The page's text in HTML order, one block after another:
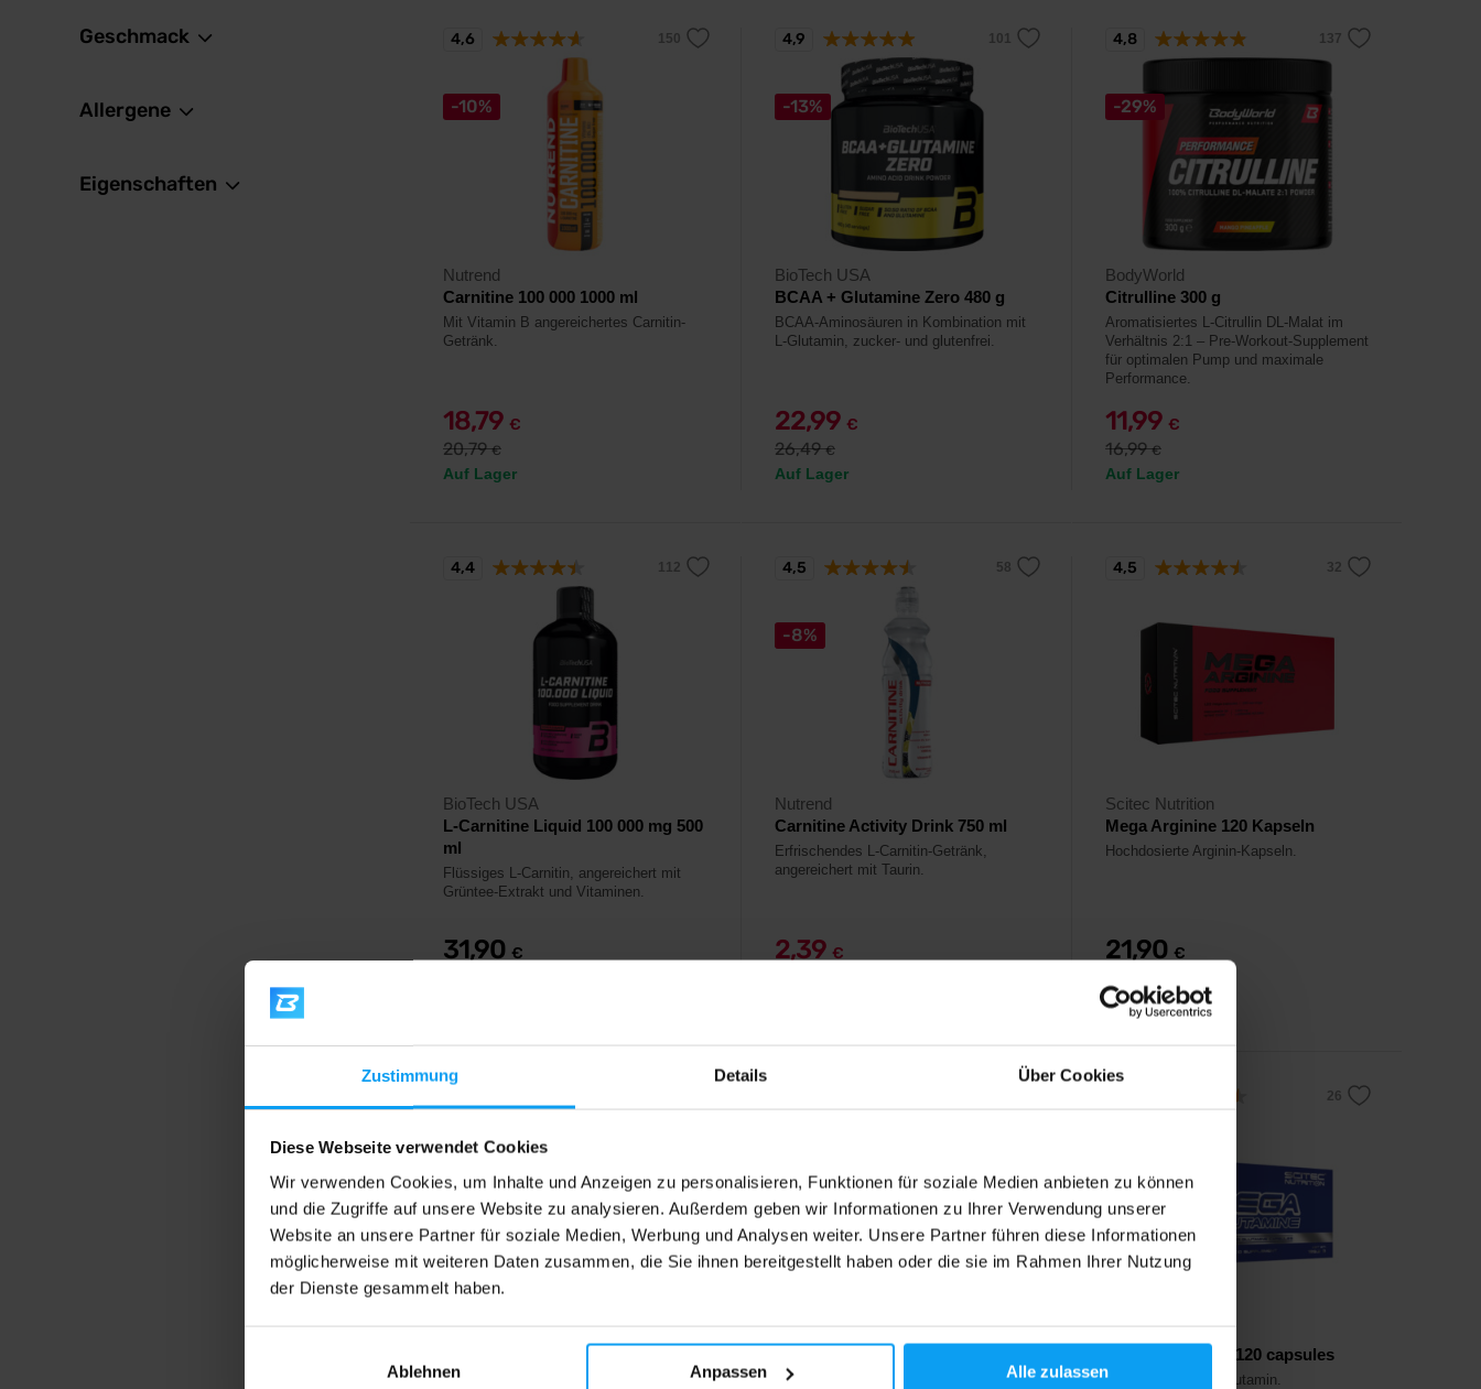
Zustimmung Details Über Cookies
Diese Webseite verwendet Cookies
Wir verwenden Cookies, um Inhalte und Anzeigen zu personalisieren, Funktionen für soziale Medien anbieten zu können
und die Zugriffe auf unsere Website zu analysieren. Außerdem geben wir Informationen zu Ihrer Verwendung unserer
Website an unsere Partner für soziale Medien, Werbung und Analysen weiter. Unsere Partner führen diese Informationen
möglicherweise mit weiteren Daten zusammen, die Sie ihnen bereitgestellt haben oder die sie im Rahmen Ihrer Nutzung
der Dienste gesammelt haben.
Ablehnen Anpassen Alle zulassen
Geschmack
Allergene
Eigenschaften
-10%
Nutrend
Carnitine 100 000 1000 ml
Mit Vitamin B angereichertes Carnitin-
Getränk.
18,79 €
20,79€
Auf Lager
4,6
-13%
BioTech USA
BCAA + Glutamine Zero 480 g
BCAA-Aminosäuren in Kombination mit
L-Glutamin, zucker- und glutenfrei.
22,99 €
26,49€
Auf Lager
4,9
-29%
BodyWorld
Citrulline 300 g
Aromatisiertes L-Citrullin DL-Malat im
Verhältnis 2:1 – Pre-Workout-Supplement
für optimalen Pump und maximale
Performance.
11,99 €
16,99€
Auf Lager
4,8
BioTech USA
L-Carnitine Liquid 100 000 mg 500
ml
Flüssiges L-Carnitin, angereichert mit
Grüntee-Extrakt und Vitaminen.
31,90 €
4,4
-8%
Nutrend
Carnitine Activity Drink 750 ml
Erfrischendes L-Carnitin-Getränk,
angereichert mit Taurin.
2,39 €
4,5
Scitec Nutrition
Mega Arginine 120 Kapseln
Hochdosierte Arginin-Kapseln.
21,90 €
Auf Lager
4,5
Scitec Nutrition
Hochdosierte Arginin-Kapseln.
BodyWorld
100% mikronisiertes L-Glutamin von
Scitec Nutrition
Mega Glutamine 120 capsules
Eingekapseltes L-Glutamin.